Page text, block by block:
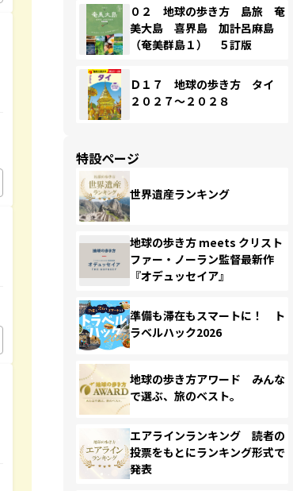
０２ 地球の歩き方 島旅 奄
美大島 喜界島 加計呂麻島
（奄美群島１） ５訂版
Ｄ１７ 地球の歩き方 タイ
２０２７～２０２８
特設ページ
世界遺産ランキング
地球の歩き方 meets クリスト
ファー・ノーラン監督最新作
『オデュッセイア』
準備も滞在もスマートに！ ト
ラベルハック2026
地球の歩き方アワード みんな
で選ぶ、旅のベスト。
エアラインランキング 読者の
投票をもとにランキング形式で
発表